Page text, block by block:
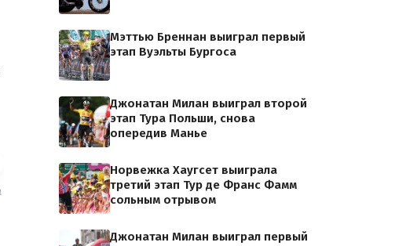
Мэттью Бреннан выиграл первый
этап Вуэльты Бургоса
Джонатан Милан выиграл второй
этап Тура Польши, снова
опередив Манье
Норвежка Хаугсет выиграла
третий этап Тур де Франс Фамм
сольным отрывом
Джонатан Милан выиграл первый